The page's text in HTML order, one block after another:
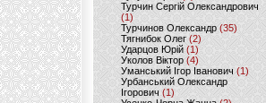
Турчин Сергій Олександрович
(1)
Турчинов Олександр(35)
Тягнибок Олег (2)
Ударцов Юрій (1)
Уколов Віктор(4)
Уманський Ігор Іванович(1)
Урбанський Олександр
Ігорович (1)